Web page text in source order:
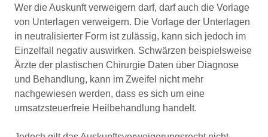
Wer die Auskunft verweigern darf, darf auch die Vorlage
von Unterlagen verweigern. Die Vorlage der Unterlagen
in neutralisierter Form ist zulässig, kann sich jedoch im
Einzelfall negativ auswirken. Schwärzen beispielsweise
Ärzte der plastischen Chirurgie Daten über Diagnose
und Behandlung, kann im Zweifel nicht mehr
nachgewiesen werden, dass es sich um eine
umsatzsteuerfreie Heilbehandlung handelt.